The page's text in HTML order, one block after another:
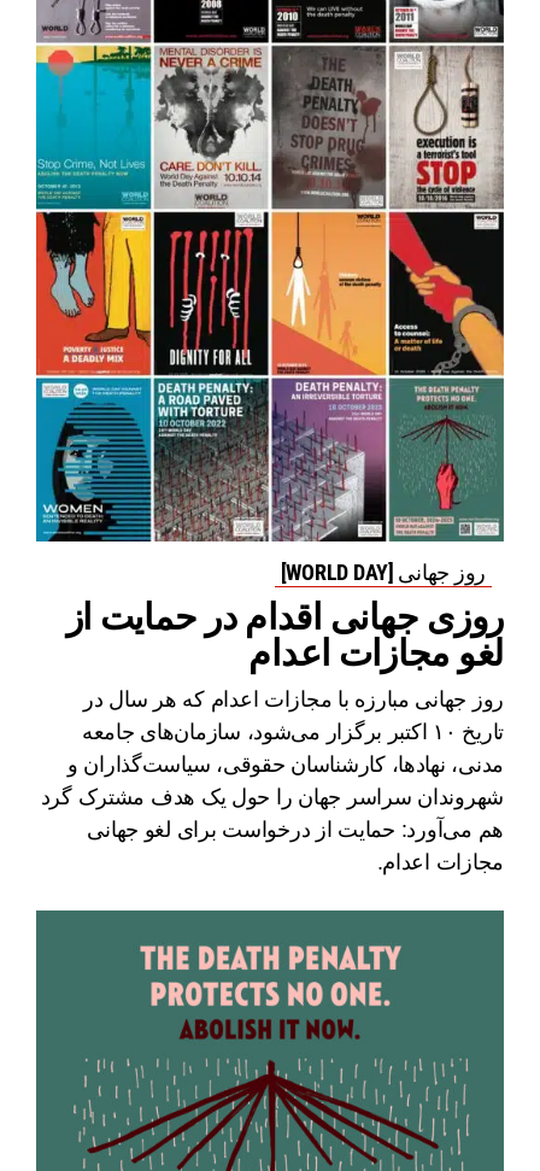
روز جهانی [WORLD DAY]
روزی جهانی اقدام در حمایت از
لغو مجازات اعدام
روز جهانی مبارزه با مجازات اعدام که هر سال در
تاریخ ۱۰ اکتبر برگزار می‌شود، سازمان‌های جامعه
مدنی، نهادها، کارشناسان حقوقی، سیاست‌گذاران و
شهروندان سراسر جهان را حول یک هدف مشترک گرد
هم می‌آورد: حمایت از درخواست برای لغو جهانی
مجازات اعدام.